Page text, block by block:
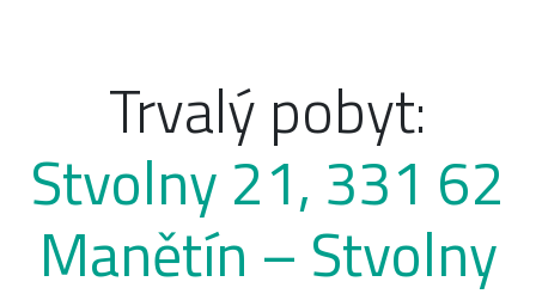
Trvalý pobyt:
Stvolny 21, 331 62
Manětín – Stvolny